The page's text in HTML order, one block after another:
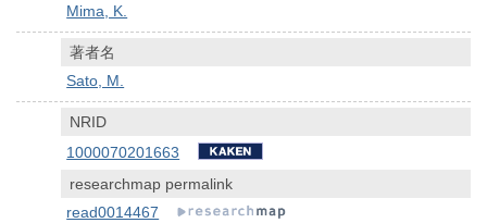
Mima, K.
著者名
Sato, M.
NRID
1000070201663
researchmap permalink
read0014467